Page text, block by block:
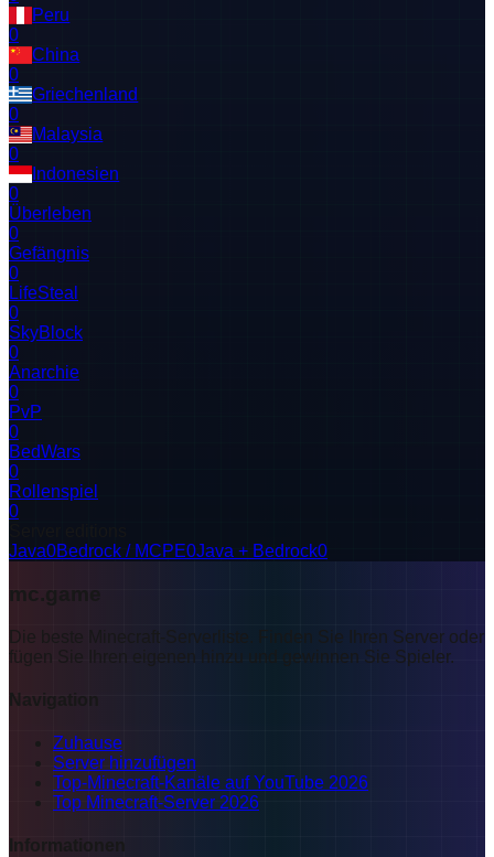
Peru
0
China
0
Griechenland
0
Malaysia
0
Indonesien
0
Überleben
0
Gefängnis
0
LifeSteal
0
SkyBlock
0
Anarchie
0
PvP
0
BedWars
0
Rollenspiel
0
Java0Bedrock / MCPE0Java + Bedrock0
mc.game
Die beste Minecraft-Serverliste. Finden Sie Ihren Server oder
fügen Sie Ihren eigenen hinzu und gewinnen Sie Spieler.
Navigation
Zuhause
Server hinzufügen
Top-Minecraft-Kanäle auf YouTube 2026
Top Minecraft-Server 2026
Informationen